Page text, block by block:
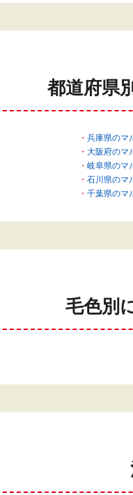
都道府県
兵庫県のマ
大阪府のマ
岐阜県のマ
石川県のマ
千葉県のマ
毛色別